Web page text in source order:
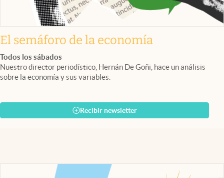
El semáforo de la economía
Todos los sábados
Nuestro director periodístico, Hernán De Goñi, hace un análisis
sobre la economía y sus variables.
Recibir newsletter